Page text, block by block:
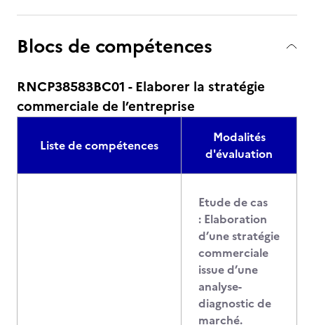
Blocs de compétences
RNCP38583BC01 - Elaborer la stratégie
commerciale de l’entreprise
Liste de compétences
Modalités
d'évaluation
Etude de cas
: Elaboration
d’une stratégie
commerciale
issue d’une
analyse-
diagnostic de
marché.